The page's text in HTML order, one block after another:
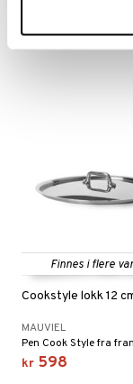
3849
Finnes i flere
Cookstyle lokk 12
MAUVIEL
kr 598